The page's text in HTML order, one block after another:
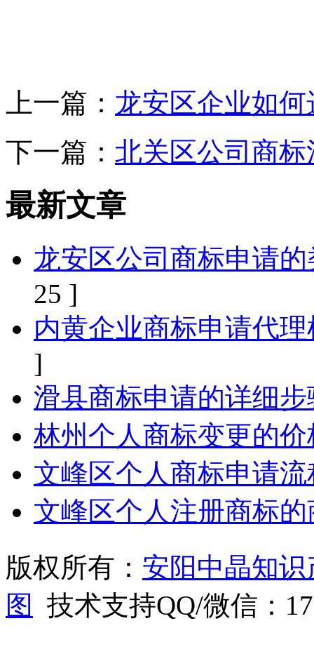
上一篇： 龙安区企业如
下一篇： 北关区公司商
最新文章
龙安区公司商标申请
25 ]
内黄企业商标申请代
]
滑县商标申请的详细
林州个人商标变更的
文峰区个人商标申请
文峰区个人注册商标
版权所有： 安阳中晶知
图
技术支持QQ/微信：